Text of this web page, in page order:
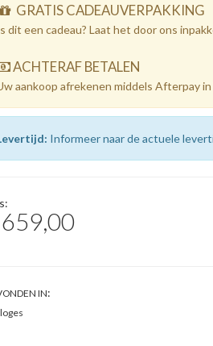
GRATIS CADEAUVERPAKKING
dit een cadeau? Laat het door ons
ACHTERAF BETALEN
aankoop afrekenen middels Afterpay in
Informeer naar de actuele
IN: